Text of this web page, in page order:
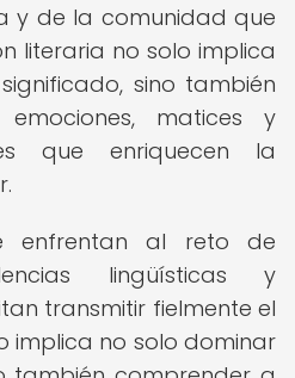
y de la comunidad que
literaria no solo implica
sino también
matices y
que enriquecen la
enfrentan al reto de
lingüísticas y
transmitir fielmente el
implica no solo dominar